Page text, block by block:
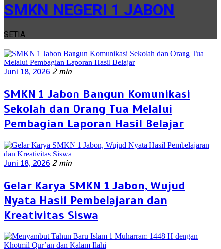
SMKN NEGERI 1 JABON
SETIA
Juni 18, 2026 2 min
SMKN 1 Jabon Bangun Komunikasi
Sekolah dan Orang Tua Melalui
Pembagian Laporan Hasil Belajar
Juni 18, 2026 2 min
Gelar Karya SMKN 1 Jabon, Wujud
Nyata Hasil Pembelajaran dan
Kreativitas Siswa